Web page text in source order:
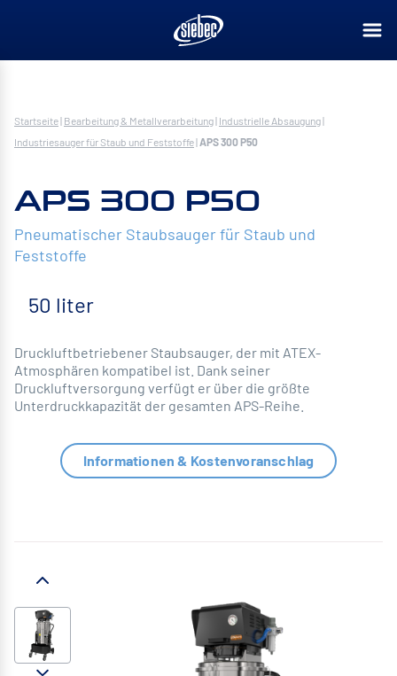
Startseite| Bearbeitung & Metallverarbeitung| Industrielle Absaugung|
Industriesauger für Staub und Feststoffe|APS 300 P50
APS 300 P50
Pneumatischer Staubsauger für Staub und
Feststoffe
50 liter
Druckluftbetriebener Staubsauger, der mit ATEX-
Atmosphären kompatibel ist. Dank seiner
Druckluftversorgung verfügt er über die größte
Unterdruckkapazität der gesamten APS-Reihe.
Informationen & Kostenvoranschlag